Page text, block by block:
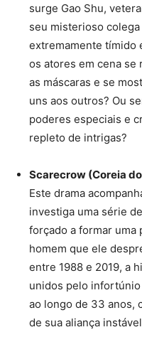
surge Gao Shu,
seu misterioso
extremamente tímido
os atores em cena se
as máscaras e se
uns aos outros? Ou
poderes especiais e
repleto de intrigas?
Scarecrow (Coreia
Este drama
investiga uma série
forçado a formar uma
homem que ele
entre 1988 e 2019, a
unidos pelo
ao longo de 33 anos,
de sua aliança